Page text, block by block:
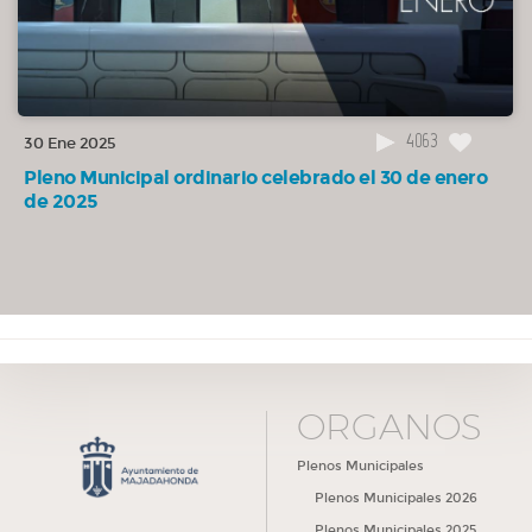
02:35:35 7. Mociones de urgencia.
OTROS
02:35:37 8. Ruegos y preguntas.
OTROS
30 Ene 2025 4063
Pleno Municipal ordinario celebrado el 30 de enero
de 2025
ÓRGANOS
Plenos Municipales
Plenos Municipales 2026